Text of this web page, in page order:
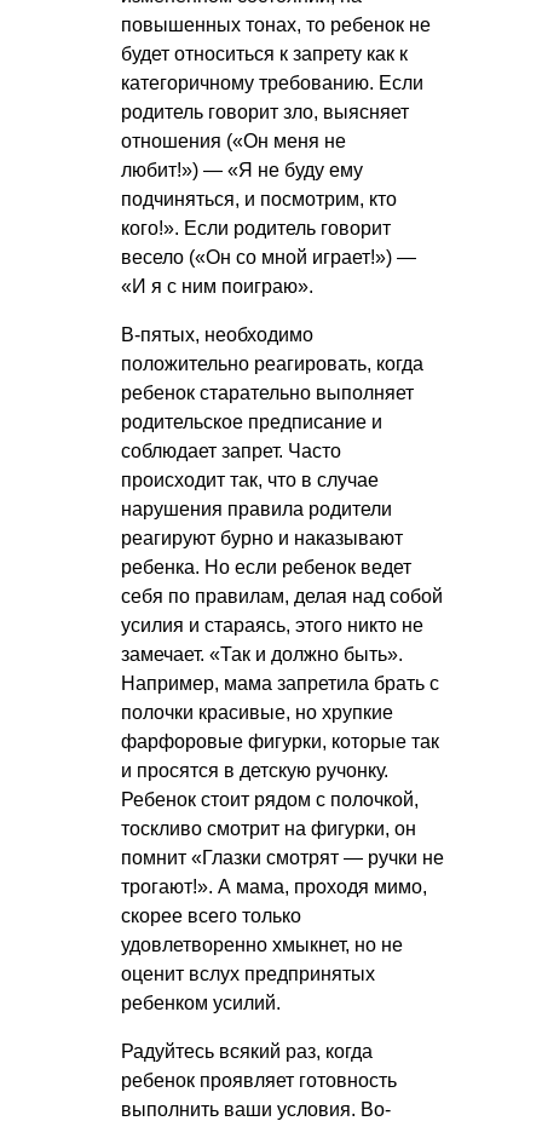
повышенных тонах, то ребенок не
будет относиться к запрету как к
категоричному требованию. Если
родитель говорит зло, выясняет
отношения («Он меня не
любит!») — «Я не буду ему
подчиняться, и посмотрим, кто
кого!». Если родитель говорит
весело («Он со мной играет!») —
«И я с ним поиграю».
В-пятых, необходимо
положительно реагировать, когда
ребенок старательно выполняет
родительское предписание и
соблюдает запрет. Часто
происходит так, что в случае
нарушения правила родители
реагируют бурно и наказывают
ребенка. Но если ребенок ведет
себя по правилам, делая над собой
усилия и стараясь, этого никто не
замечает. «Так и должно быть».
Например, мама запретила брать с
полочки красивые, но хрупкие
фарфоровые фигурки, которые так
и просятся в детскую ручонку.
Ребенок стоит рядом с полочкой,
тоскливо смотрит на фигурки, он
помнит «Глазки смотрят — ручки не
трогают!». А мама, проходя мимо,
скорее всего только
удовлетворенно хмыкнет, но не
оценит вслух предпринятых
ребенком усилий.
Радуйтесь всякий раз, когда
ребенок проявляет готовность
выполнить ваши условия. Во-